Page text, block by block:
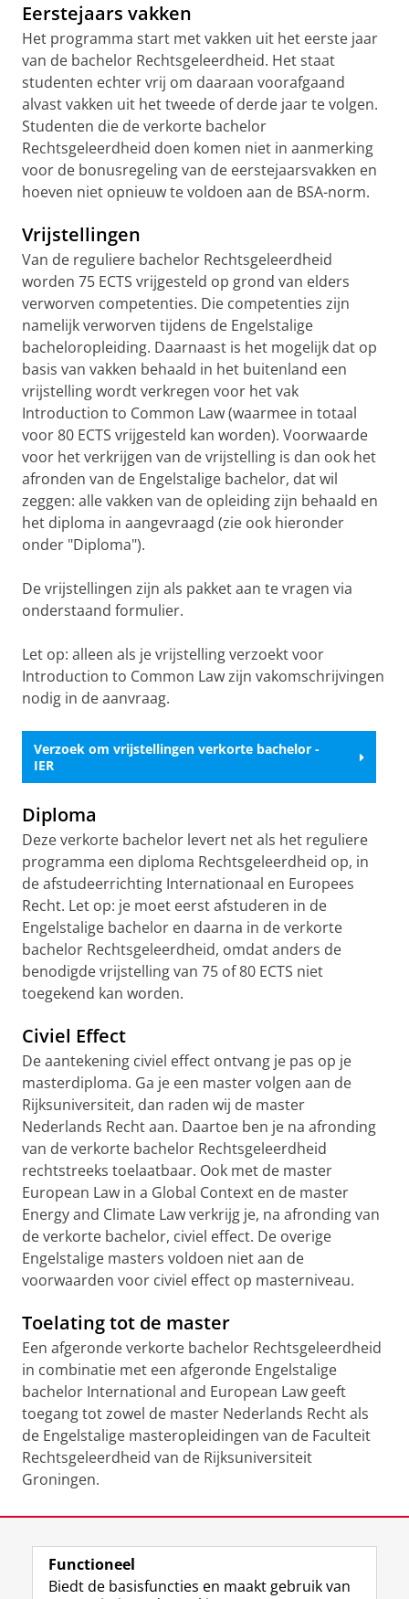
Eerstejaars vakken
Het programma start met vakken uit het eerste jaar
van de bachelor Rechtsgeleerdheid. Het staat
studenten echter vrij om daaraan voorafgaand
alvast vakken uit het tweede of derde jaar te volgen.
Studenten die de verkorte bachelor
Rechtsgeleerdheid doen komen niet in aanmerking
voor de bonusregeling van de eerstejaarsvakken en
hoeven niet opnieuw te voldoen aan de BSA-norm.
Vrijstellingen
Van de reguliere bachelor Rechtsgeleerdheid
worden 75 ECTS vrijgesteld op grond van elders
verworven competenties. Die competenties zijn
namelijk verworven tijdens de Engelstalige
bacheloropleiding. Daarnaast is het mogelijk dat op
basis van vakken behaald in het buitenland een
vrijstelling wordt verkregen voor het vak
Introduction to Common Law (waarmee in totaal
voor 80 ECTS vrijgesteld kan worden). Voorwaarde
voor het verkrijgen van de vrijstelling is dan ook het
afronden van de Engelstalige bachelor, dat wil
zeggen: alle vakken van de opleiding zijn behaald en
het diploma in aangevraagd (zie ook hieronder
onder "Diploma").
De vrijstellingen zijn als pakket aan te vragen via
onderstaand formulier.
Let op: alleen als je vrijstelling verzoekt voor
Introduction to Common Law zijn vakomschrijvingen
nodig in de aanvraag.
Verzoek om vrijstellingen verkorte bachelor -
IER
Diploma
Deze verkorte bachelor levert net als het reguliere
programma een diploma Rechtsgeleerdheid op, in
de afstudeerrichting Internationaal en Europees
Recht. Let op: je moet eerst afstuderen in de
Engelstalige bachelor en daarna in de verkorte
bachelor Rechtsgeleerdheid, omdat anders de
benodigde vrijstelling van 75 of 80 ECTS niet
toegekend kan worden.
Civiel Effect
De aantekening civiel effect ontvang je pas op je
masterdiploma. Ga je een master volgen aan de
Rijksuniversiteit, dan raden wij de master
Nederlands Recht aan. Daartoe ben je na afronding
van de verkorte bachelor Rechtsgeleerdheid
rechtstreeks toelaatbaar. Ook met de master
European Law in a Global Context en de master
Energy and Climate Law verkrijg je, na afronding van
de verkorte bachelor, civiel effect. De overige
Engelstalige masters voldoen niet aan de
voorwaarden voor civiel effect op masterniveau.
Toelating tot de master
Een afgeronde verkorte bachelor Rechtsgeleerdheid
in combinatie met een afgeronde Engelstalige
bachelor International and European Law geeft
toegang tot zowel de master Nederlands Recht als
de Engelstalige masteropleidingen van de Faculteit
Rechtsgeleerdheid van de Rijksuniversiteit
Groningen.
View this page in:English
Functioneel
Biedt de basisfuncties en maakt gebruik van